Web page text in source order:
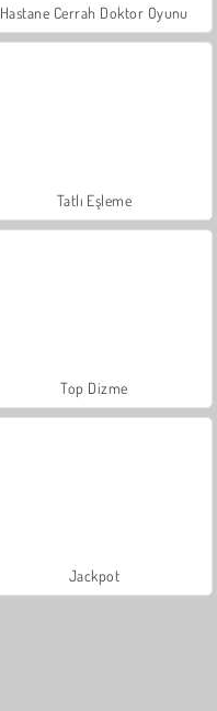
Hastane Cerrah Doktor Oyunu
Tatlı Eşleme
Top Dizme
Jackpot